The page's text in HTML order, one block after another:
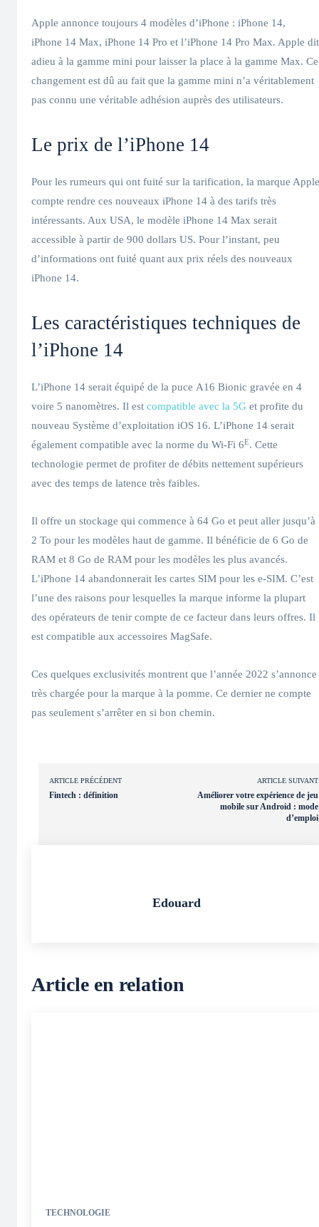
Apple annonce toujours 4 modèles d’iPhone : iPhone 14,
iPhone 14 Max, iPhone 14 Pro et l’iPhone 14 Pro Max. Apple dit
adieu à la gamme mini pour laisser la place à la gamme Max. Ce
changement est dû au fait que la gamme mini n’a véritablement
pas connu une véritable adhésion auprès des utilisateurs.
Le prix de l’iPhone 14
Pour les rumeurs qui ont fuité sur la tarification, la marque Apple
compte rendre ces nouveaux iPhone 14 à des tarifs très
intéressants. Aux USA, le modèle iPhone 14 Max serait
accessible à partir de 900 dollars US. Pour l’instant, peu
d’informations ont fuité quant aux prix réels des nouveaux
iPhone 14.
Les caractéristiques techniques de
l’iPhone 14
L’iPhone 14 serait équipé de la puce A16 Bionic gravée en 4
voire 5 nanomètres. Il est compatible avec la 5G et profite du
nouveau Système d’exploitation iOS 16. L’iPhone 14 serait
également compatible avec la norme du Wi-Fi 6E. Cette
technologie permet de profiter de débits nettement supérieurs
avec des temps de latence très faibles.
Il offre un stockage qui commence à 64 Go et peut aller jusqu’à
2 To pour les modèles haut de gamme. Il bénéficie de 6 Go de
RAM et 8 Go de RAM pour les modèles les plus avancés.
L’iPhone 14 abandonnerait les cartes SIM pour les e-SIM. C’est
l’une des raisons pour lesquelles la marque informe la plupart
des opérateurs de tenir compte de ce facteur dans leurs offres. Il
est compatible aux accessoires MagSafe.
Ces quelques exclusivités montrent que l’année 2022 s’annonce
très chargée pour la marque à la pomme. Ce dernier ne compte
pas seulement s’arrêter en si bon chemin.
ARTICLE PRÉCÉDENT
Fintech : définition
ARTICLE SUIVANT
Améliorer votre expérience de jeu
mobile sur Android : mode
d’emploi
Edouard
Article en relation
TECHNOLOGIE